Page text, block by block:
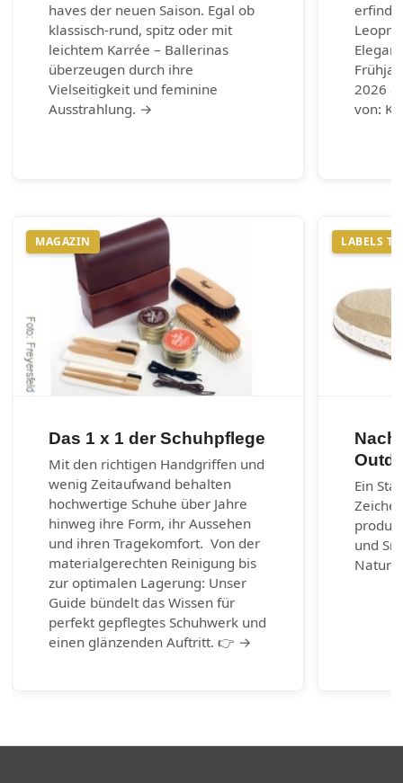
haves der neuen Saison. Egal ob
klassisch-rund, spitz oder mit
leichtem Karrée – Ballerinas
überzeugen durch ihre
Vielseitigkeit und feminine
Ausstrahlung. →
2026
von:
MAGAZIN
Das 1 x 1 der Schuhpflege
Mit den richtigen Handgriffen und
wenig Zeitaufwand behalten
hochwertige Schuhe über Jahre
hinweg ihre Form, ihr Aussehen
und ihren Tragekomfort. Von der
materialgerechten Reinigung bis
zur optimalen Lagerung: Unser
Guide bündelt das Wissen für
perfekt gepflegtes Schuhwerk und
einen glänzenden Auftritt. 👉 →
LABELS
Ein
und